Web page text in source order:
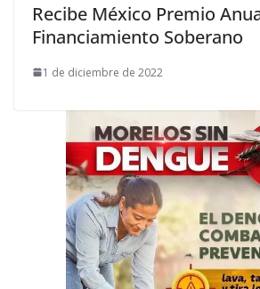
Recibe México Premio
Financiamiento Soberano
1 de diciembre de 2022